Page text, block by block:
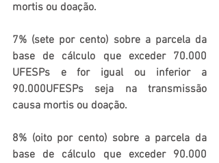
mortis ou doação.
7% (sete por cento) sobre a parcela da
base de cálculo que exceder 70.000
UFESPs e for igual ou inferior a
90.000UFESPs seja na transmissão
causa mortis ou doação.
8% (oito por cento) sobre a parcela da
base de cálculo que exceder 90.000